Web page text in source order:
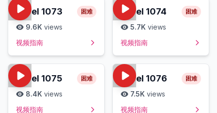
Level 1073 困难
9.6K views
视频指南
Level 1074 困难
5.7K views
视频指南
Level 1075 困难
8.4K views
视频指南
Level 1076 困难
7.5K views
视频指南